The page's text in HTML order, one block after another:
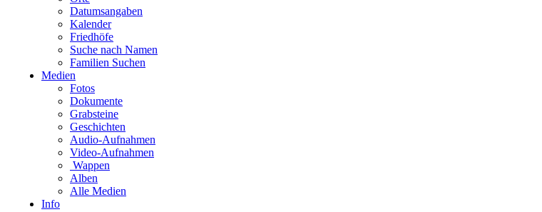
Datumsangaben
Kalender
Friedhöfe
Suche nach Namen
Familien Suchen
Medien
Fotos
Dokumente
Grabsteine
Geschichten
Audio-Aufnahmen
Video-Aufnahmen
Wappen
Alben
Alle Medien
Info